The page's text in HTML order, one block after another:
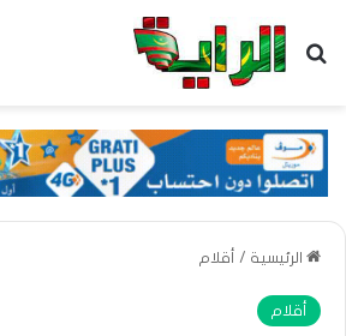
بحث عن
الرئيسية / أقلام
أقلام